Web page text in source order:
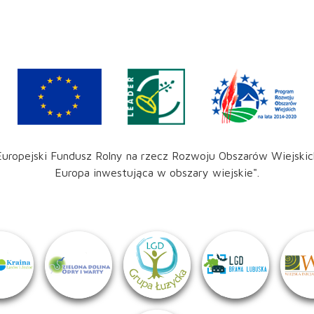
Fundusz Rolny na rzecz Rozwoju Obszarów
Europa inwestująca w obszary wiejskie".